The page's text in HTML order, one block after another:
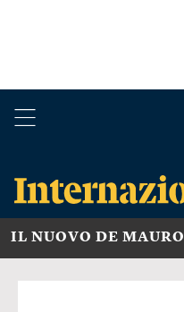
IL NUOVO DE MAURO